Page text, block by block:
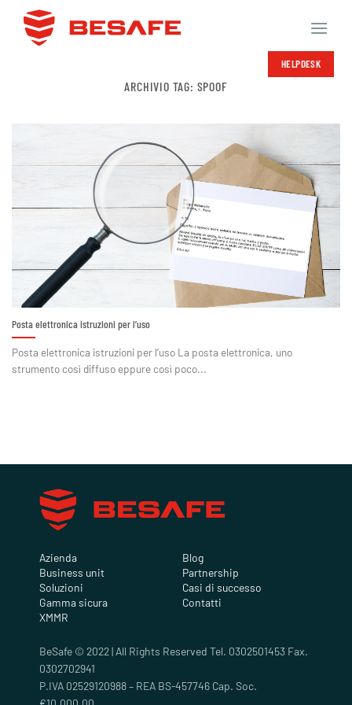
Salta
contenuti
HELPDESK
ARCHIVIO TAG: SPOOF
Posta elettronica istruzioni per l’uso
Posta elettronica istruzioni per l’uso La posta elettronica, uno
strumento così diffuso eppure così poco...
Azienda
Business unit
Soluzioni
Gamma sicura
XMMR
Blog
Partnership
Casi di successo
Contatti
BeSafe © 2022 | All Rights Reserved Tel. 0302501453 Fax.
0302702941
P.IVA 02529120988 – REA BS-457746 Cap. Soc.